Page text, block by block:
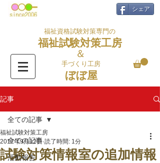
シェア
福祉資格試験対策専門の
福祉試験対策工房
＆
手づくり工房
ぼぼ屋
記事
全ての記事
活動報告
全ての記事
試験対策情報室の追加情報
福祉試験対策工房
2017年9月12日 読了時間: 1分